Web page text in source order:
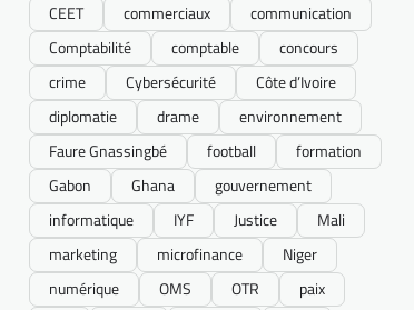
CEET
commerciaux
communication
Comptabilité
comptable
concours
crime
Cybersécurité
Côte d’Ivoire
diplomatie
drame
environnement
Faure Gnassingbé
football
formation
Gabon
Ghana
gouvernement
informatique
IYF Justice
Mali
marketing
microfinance
Niger
numérique
OMS OTR
paix